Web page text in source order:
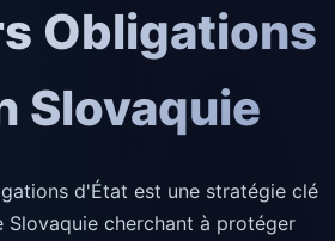
Obligations
Slovaquie
d'État est une stratégie clé
Slovaquie cherchant à protéger